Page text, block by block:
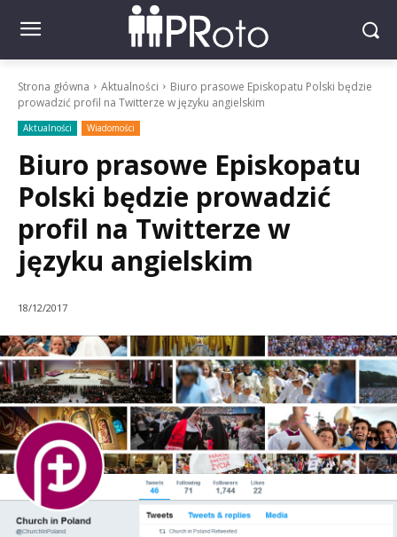
Strona główna Aktualności
Biuro prasowe Episkopatu Polski będzie
prowadzić profil na Twitterze w języku angielskim
Aktualności Wiadomości
Biuro prasowe Episkopatu
Polski będzie prowadzić
profil na Twitterze w
języku angielskim
18/12/2017